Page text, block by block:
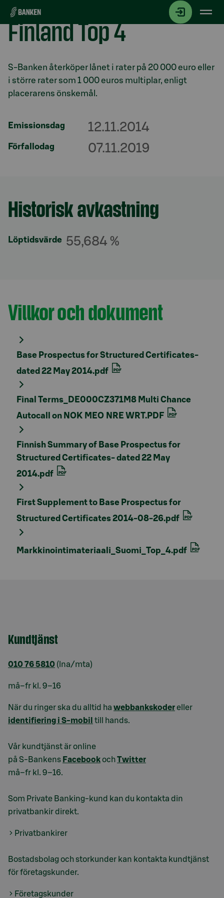
Gå direkt till innehållet
Finland Top 4
Avsnitt med titel
S-Banken återköper lånet i rater på 20 000 euro eller
i större rater som 1 000 euros multiplar, enligt
placerarens önskemål.
Emissionsdag 12.11.2014
Förfallodag 07.11.2019
Avsnitt med titel
Historisk avkastning
Löptidsvärde 55,684 %
Avsnitt med titel
Villkor och dokument
Base Prospectus for Structured Certificates-
dated 22 May 2014.pdf
Final Terms_DE000CZ371M8 Multi Chance
Autocall on NOK MEO NRE WRT.PDF
Finnish Summary of Base Prospectus for
Structured Certificates- dated 22 May
2014.pdf
First Supplement to Base Prospectus for
Structured Certificates 2014-08-26.pdf
Markkinointimateriaali_Suomi_Top_4.pdf
Kundtjänst
010 76 5810 (lna/mta)
må–fr kl. 9–16
När du ringer ska du alltid ha webbankskodereller
identifiering i S-mobil till hands.
Vår kundtjänst är online
på S-Bankens FacebookochTwitter
må–fr kl. 9–16.
Som Private Banking-kund kan du kontakta din
privatbankir direkt.
Privatbankirer
Bostadsbolag och storkunder kan kontakta kundtjänst
för företagskunder.
Företagskunder